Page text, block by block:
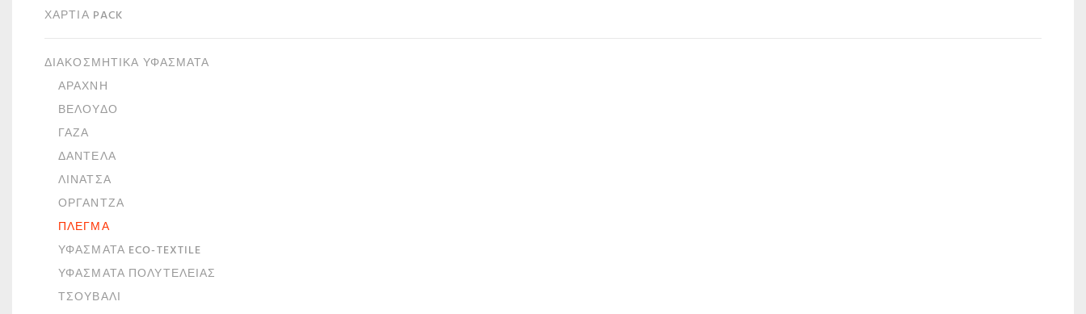
ΧΑΡΤΙΆ PACK
ΔΙΑΚΟΣΜΗΤΙΚΆ ΥΦΆΣΜΑΤΑ
ΑΡΆΧΝΗ
ΒΕΛΟΎΔΟ
ΓΆΖΑ
ΔΑΝΤΈΛΑ
ΛΙΝΆΤΣΑ
ΟΡΓΆΝΤΖΑ
ΠΛΈΓΜΑ
ΥΦΆΣΜΑΤΑ ECO-TEXTILE
ΥΦΆΣΜΑΤΑ ΠΟΛΥΤΕΛΕΊΑΣ
ΤΣΟΥΒΆΛΙ